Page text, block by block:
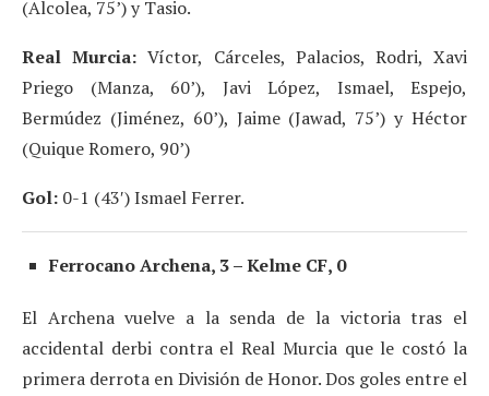
(Alcolea, 75’) y Tasio.
Real Murcia: Víctor, Cárceles, Palacios, Rodri, Xavi
Priego (Manza, 60’), Javi López, Ismael, Espejo,
Bermúdez (Jiménez, 60’), Jaime (Jawad, 75’) y Héctor
(Quique Romero, 90’)
Gol: 0-1 (43′) Ismael Ferrer.
Ferrocano Archena, 3 – Kelme CF, 0
El Archena vuelve a la senda de la victoria tras el
accidental derbi contra el Real Murcia que le costó la
primera derrota en División de Honor. Dos goles entre el